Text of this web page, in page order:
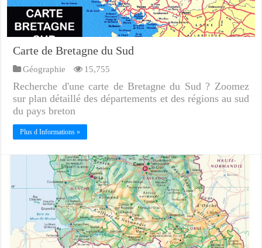
Carte de Bretagne du Sud
Géographie 15,755
Recherche d'une carte de Bretagne du Sud ? Zoomez
sur plan détaillé des départements et des régions au sud
du pays breton
Plus d Informations »